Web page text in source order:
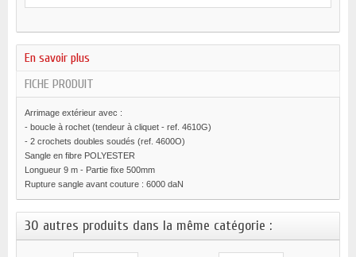
En savoir plus
FICHE PRODUIT
Arrimage extérieur avec :
- boucle à rochet (tendeur à cliquet - ref. 4610G)
- 2 crochets doubles soudés (ref. 4600O)
Sangle en fibre POLYESTER
Longueur 9 m - Partie fixe 500mm
Rupture sangle avant couture : 6000 daN
30 autres produits dans la même catégorie :